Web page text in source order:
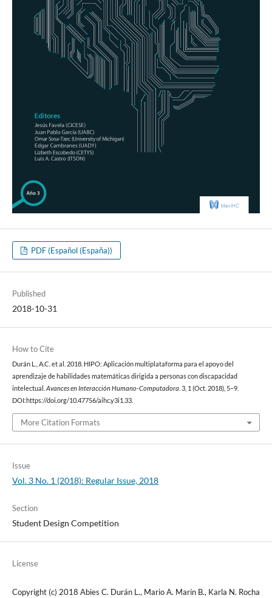
PDF (Español (España))
Published
2018-10-31
How to Cite
Durán L., A.C. et al. 2018. HIPO: Aplicación multiplataforma para el apoyo del
aprendizaje de habilidades matemáticas dirigida a personas con discapacidad
intelectual. Avances en Interacción Humano-Computadora . 3, 1 (Oct. 2018), 5–9.
DOI:https://doi.org/10.47756/aihc.y3i1.33.
More Citation Formats
Issue
Vol. 3 No. 1 (2018): Regular Issue, 2018
Section
Student Design Competition
License
Copyright (c) 2018 Abies C. Durán L., Mario A. Marín B., Karla N. Rocha